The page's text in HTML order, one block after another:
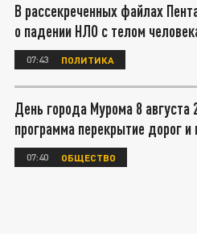
В рассекреченных файлах
о падении НЛО с телом
07:43 ПОЛИТИКА
День города Мурома 8 августа
программа перекрытие дорог и
07:40 ОБЩЕСТВО